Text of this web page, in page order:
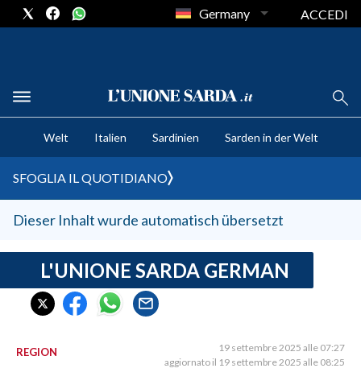
CRONACA SARDEGNA
CAGLIARI
SULCIS IGLESIENTE
MEDIO CAMPIDANO
SASSARI E PROVINCIA
GALLURA
NUORO E PROVINCIA
AGENDA
Germany ACCEDI
Welt Italien Sardinien Sarden in der Welt
SFOGLIA IL QUOTIDIANO
Dieser Inhalt wurde automatisch übersetzt
L'UNIONE SARDA GERMAN
REGION
19 settembre 2025 alle 07:27
aggiornato il 19 settembre 2025 alle 08:25